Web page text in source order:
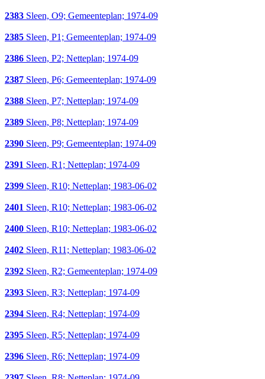
2383 Sleen, O9; Gemeenteplan; 1974-09
2385 Sleen, P1; Gemeenteplan; 1974-09
2386 Sleen, P2; Netteplan; 1974-09
2387 Sleen, P6; Gemeenteplan; 1974-09
2388 Sleen, P7; Netteplan; 1974-09
2389 Sleen, P8; Netteplan; 1974-09
2390 Sleen, P9; Gemeenteplan; 1974-09
2391 Sleen, R1; Netteplan; 1974-09
2399 Sleen, R10; Netteplan; 1983-06-02
2401 Sleen, R10; Netteplan; 1983-06-02
2400 Sleen, R10; Netteplan; 1983-06-02
2402 Sleen, R11; Netteplan; 1983-06-02
2392 Sleen, R2; Gemeenteplan; 1974-09
2393 Sleen, R3; Netteplan; 1974-09
2394 Sleen, R4; Netteplan; 1974-09
2395 Sleen, R5; Netteplan; 1974-09
2396 Sleen, R6; Netteplan; 1974-09